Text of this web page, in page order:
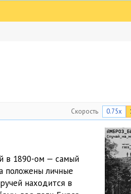
Скорость 0.75x
в 1890-ом — самый
положены личные
находится в